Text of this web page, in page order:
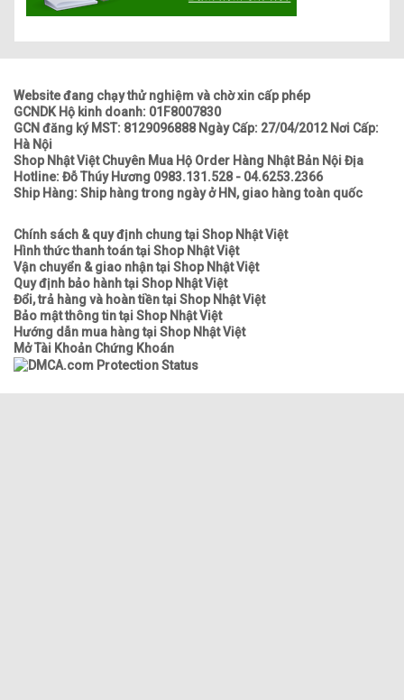
Website đang chạy thử nghiệm và chờ xin cấp phép
GCNDK Hộ kinh doanh: 01F8007830
GCN đăng ký MST: 8129096888 Ngày Cấp: 27/04/2012 Nơi Cấp:
Hà Nội
Shop Nhật Việt Chuyên Mua Hộ Order Hàng Nhật Bản Nội Địa
Hotline: Đỗ Thúy Hương 0983.131.528 - 04.6253.2366
Ship Hàng: Ship hàng trong ngày ở HN, giao hàng toàn quốc
Chính sách & quy định chung tại Shop Nhật Việt
Hình thức thanh toán tại Shop Nhật Việt
Vận chuyển & giao nhận tại Shop Nhật Việt
Quy định bảo hành tại Shop Nhật Việt
Đổi, trả hàng và hoàn tiền tại Shop Nhật Việt
Bảo mật thông tin tại Shop Nhật Việt
Hướng dẫn mua hàng tại Shop Nhật Việt
Mở Tài Khoản Chứng Khoán